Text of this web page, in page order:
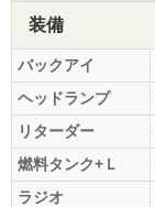
装備
バックアイ
ヘッドランプ
リターダー
燃料タンク+Ｌ
ラジオ